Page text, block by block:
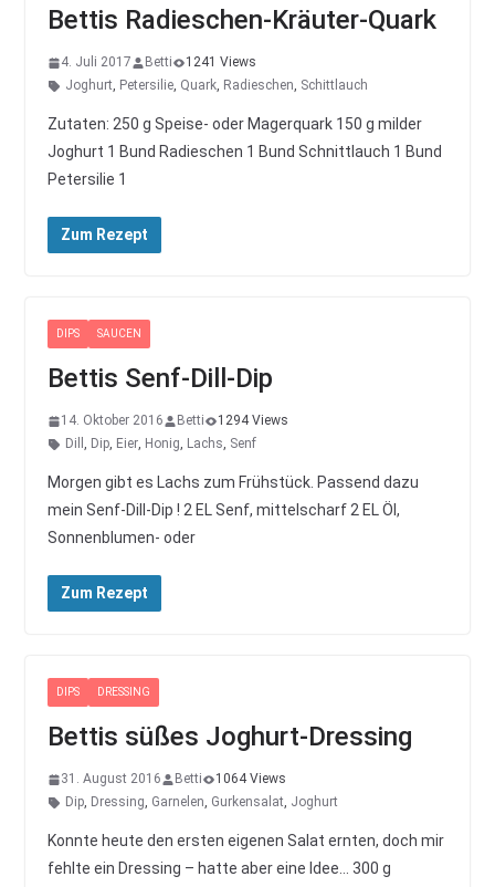
Bettis Radieschen-Kräuter-Quark
4. Juli 2017 Betti
1241 Views
Joghurt, Petersilie, Quark, Radieschen, Schittlauch
Zutaten: 250 g Speise- oder Magerquark 150 g milder
Joghurt 1 Bund Radieschen 1 Bund Schnittlauch 1 Bund
Petersilie 1
Zum Rezept
DIPS SAUCEN
Bettis Senf-Dill-Dip
14. Oktober 2016 Betti
1294 Views
Dill , Dip, Eier, Honig, Lachs, Senf
Morgen gibt es Lachs zum Frühstück. Passend dazu
mein Senf-Dill-Dip ! 2 EL Senf, mittelscharf 2 EL Öl,
Sonnenblumen- oder
Zum Rezept
DIPS DRESSING
Bettis süßes Joghurt-Dressing
31. August 2016 Betti
1064 Views
Dip, Dressing, Garnelen, Gurkensalat, Joghurt
Konnte heute den ersten eigenen Salat ernten, doch mir
fehlte ein Dressing – hatte aber eine Idee… 300 g